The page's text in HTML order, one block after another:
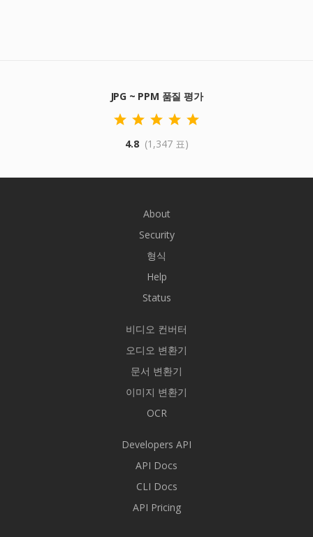
JPG ~ PPM 품질 평가
4.8 (1,347 표)
About
Security
형식
Help
Status
비디오 컨버터
오디오 변환기
문서 변환기
이미지 변환기
OCR
Developers API
API Docs
CLI Docs
API Pricing